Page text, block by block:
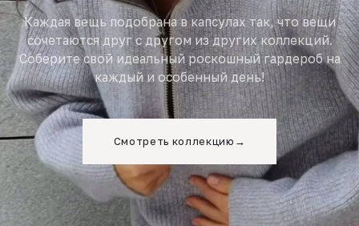
Каждая вещь подобрана в капсулах так, что вещи
сочетаются друг с другом из других коллекций.
Соберите свой идеальный роскошный гардероб на
каждый и особенный день!
Смотреть коллекцию →